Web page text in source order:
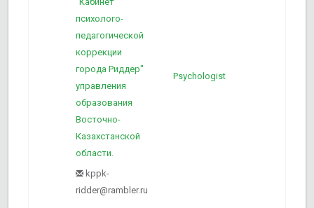
психолого-
педагогической
коррекции
города Риддер"
управления
образования
Восточно-
Казахстанской
области.
kppk-
ridder@rambler.ru
Psychologist